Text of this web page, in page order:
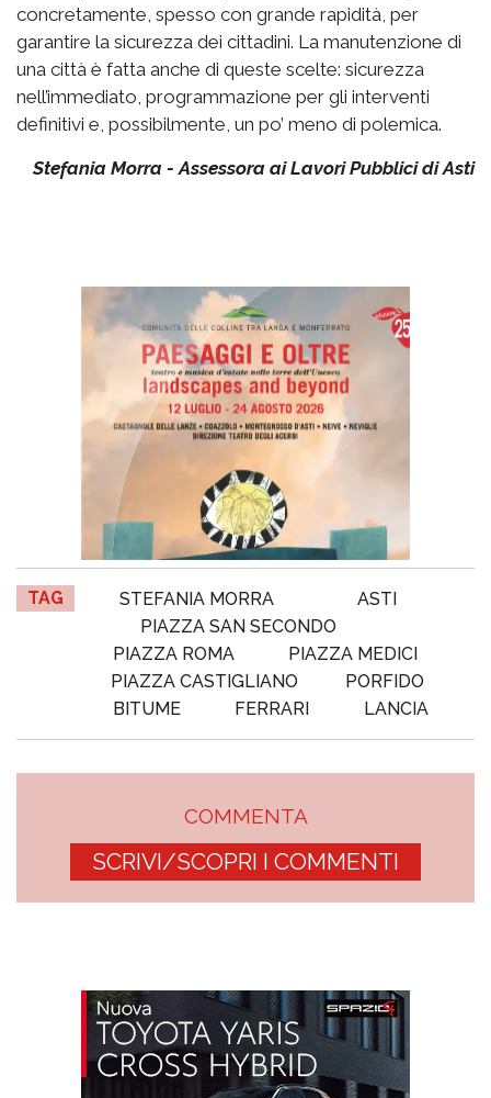
concretamente, spesso con grande rapidità, per
garantire la sicurezza dei cittadini. La manutenzione di
una città è fatta anche di queste scelte: sicurezza
nell’immediato, programmazione per gli interventi
definitivi e, possibilmente, un po’ meno di polemica.
Stefania Morra - Assessora ai Lavori Pubblici di Asti
TAG STEFANIA MORRA
ASTI
PIAZZA SAN SECONDO
PIAZZA ROMA
PIAZZA MEDICI
PIAZZA CASTIGLIANO
PORFIDO
BITUME
FERRARI LANCIA
COMMENTA
SCRIVI/SCOPRI I COMMENTI